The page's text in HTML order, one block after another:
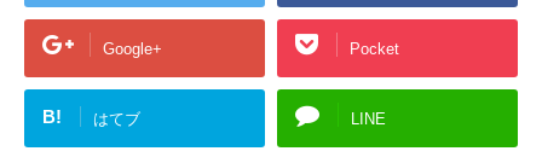
Google+ Pocket
B! はてブ LINE